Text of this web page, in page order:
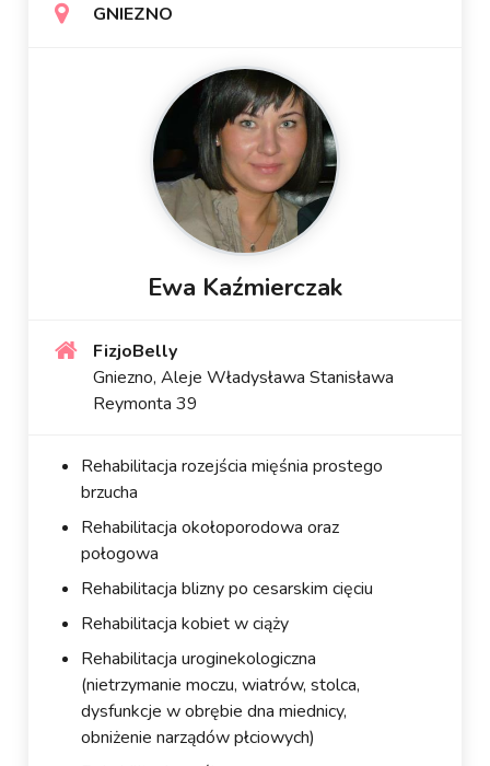
GNIEZNO
Ewa Kaźmierczak
FizjoBelly
Gniezno, Aleje Władysława Stanisława
Reymonta 39
Rehabilitacja rozejścia mięśnia prostego
brzucha
Rehabilitacja okołoporodowa oraz
połogowa
Rehabilitacja blizny po cesarskim cięciu
Rehabilitacja kobiet w ciąży
Rehabilitacja uroginekologiczna
(nietrzymanie moczu, wiatrów, stolca,
dysfunkcje w obrębie dna miednicy,
obniżenie narządów płciowych)